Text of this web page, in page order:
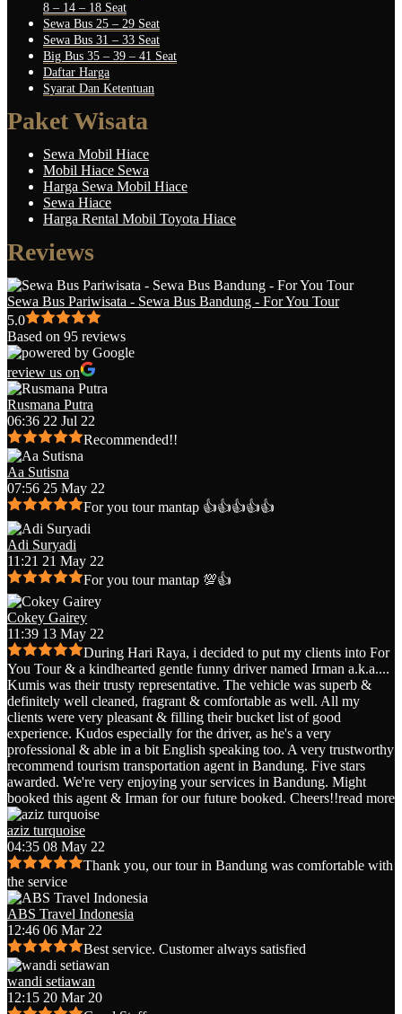
8 – 14 – 18 Seat
Sewa Bus 25 – 29 Seat
Sewa Bus 31 – 33 Seat
Big Bus 35 – 39 – 41 Seat
Daftar Harga
Syarat Dan Ketentuan
Paket Wisata
Sewa Mobil Hiace
Mobil Hiace Sewa
Harga Sewa Mobil Hiace
Sewa Hiace
Harga Rental Mobil Toyota Hiace
Reviews
Sewa Bus Pariwisata - Sewa Bus Bandung - For You Tour
5.0
Based on 95 reviews
review us on
Rusmana Putra
06:36 22 Jul 22
Recommended!!
Aa Sutisna
07:56 25 May 22
For you tour mantap 👍👍👍👍👍
Adi Suryadi
11:21 21 May 22
For you tour mantap 💯👍
Cokey Gairey
11:39 13 May 22
During Hari Raya, i decided to put my clients into For
You Tour & a kindhearted gentle funny driver named Irman a.k.a....
Kumis was their trusty representative. The vehicle was superb &
definitely well cleaned, fragrant & comfortable as well. All my
clients were very pleasant & filling their bucket list of good
experience. Kudos especially for the driver, as he's a very
professional & able in a bit English speaking too. A very trustworthy
recommend tourism transportation agent in Bandung. Five stars
awarded. We're very enjoying your services in Bandung. Might
booked this agent & Irman for our future booked. Cheers!!read more
aziz turquoise
04:35 08 May 22
Thank you, our tour in Bandung was comfortable with
the service
ABS Travel Indonesia
12:46 06 Mar 22
Best service. Customer always satisfied
wandi setiawan
12:15 20 Mar 20